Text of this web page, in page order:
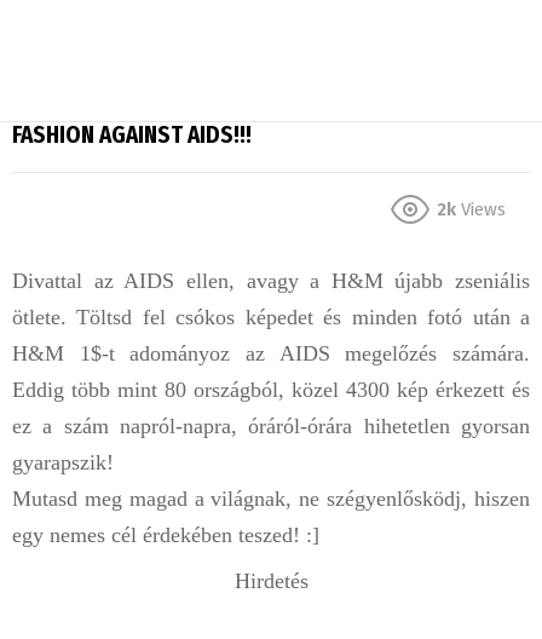
FASHION AGAINST AIDS!!!
2k Views
Divattal az AIDS ellen, avagy a H&M újabb zseniális
ötlete. Töltsd fel csókos képedet és minden fotó után a
H&M 1$-t adományoz az AIDS megelőzés számára.
Eddig több mint 80 országból, közel 4300 kép érkezett és
ez a szám napról-napra, óráról-órára hihetetlen gyorsan
gyarapszik!
Mutasd meg magad a világnak, ne szégyenlősködj, hiszen
egy nemes cél érdekében teszed! :]
Hirdetés